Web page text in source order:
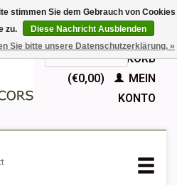
EUR
GBPDeutsch
Nederlands
English
IHR WARENKORB
(€0,00)
MEIN
KONTO
stimmen Sie dem Gebrauch von Cookies
zu.
Diese Nachricht Ausblenden
Sie bitte unsere Datenschutzerklärung. »